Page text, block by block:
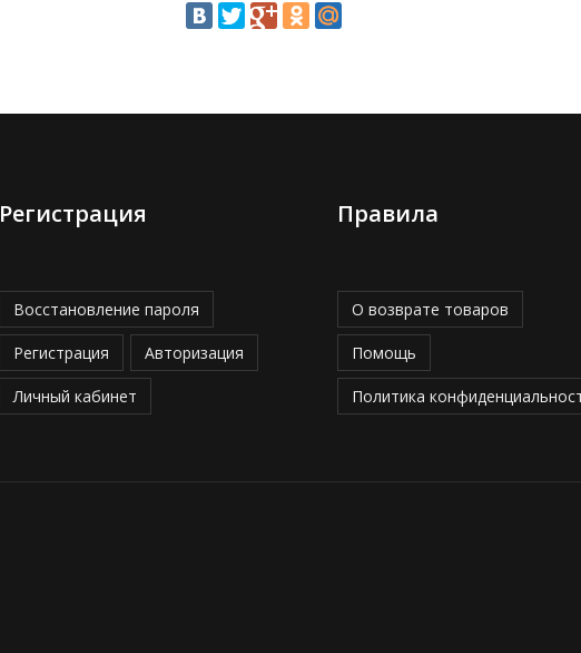
Регистрация
Восстановление пароля
Регистрация Авторизация
Личный кабинет
Правила
О возврате товаров
Помощь
Политика